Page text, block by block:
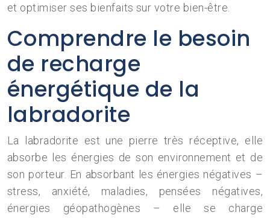
et optimiser ses bienfaits sur votre bien-être.
Comprendre le besoin
de recharge
énergétique de la
labradorite
La labradorite est une pierre très réceptive, elle
absorbe les énergies de son environnement et de
son porteur. En absorbant les énergies négatives –
stress, anxiété, maladies, pensées négatives,
énergies géopathogènes – elle se charge